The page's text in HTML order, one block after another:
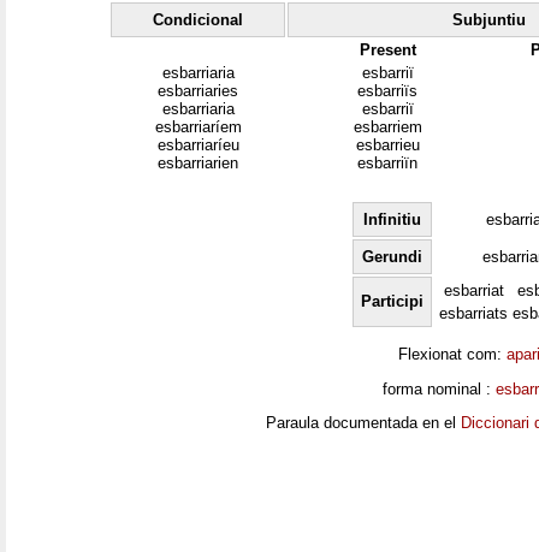
Condicional
Subjuntiu
Present
esbarriaria
esbarriaries
esbarriaria
esbarriaríem
esbarriaríeu
esbarriarien
esbarriï
esbarriïs
esbarriï
esbarriem
esbarrieu
esbarriïn
Infinitiu
Gerundi
Participi
esbarriat
esbarriats
Flexionat com:
forma nominal :
Paraula documentada en el Diccionari